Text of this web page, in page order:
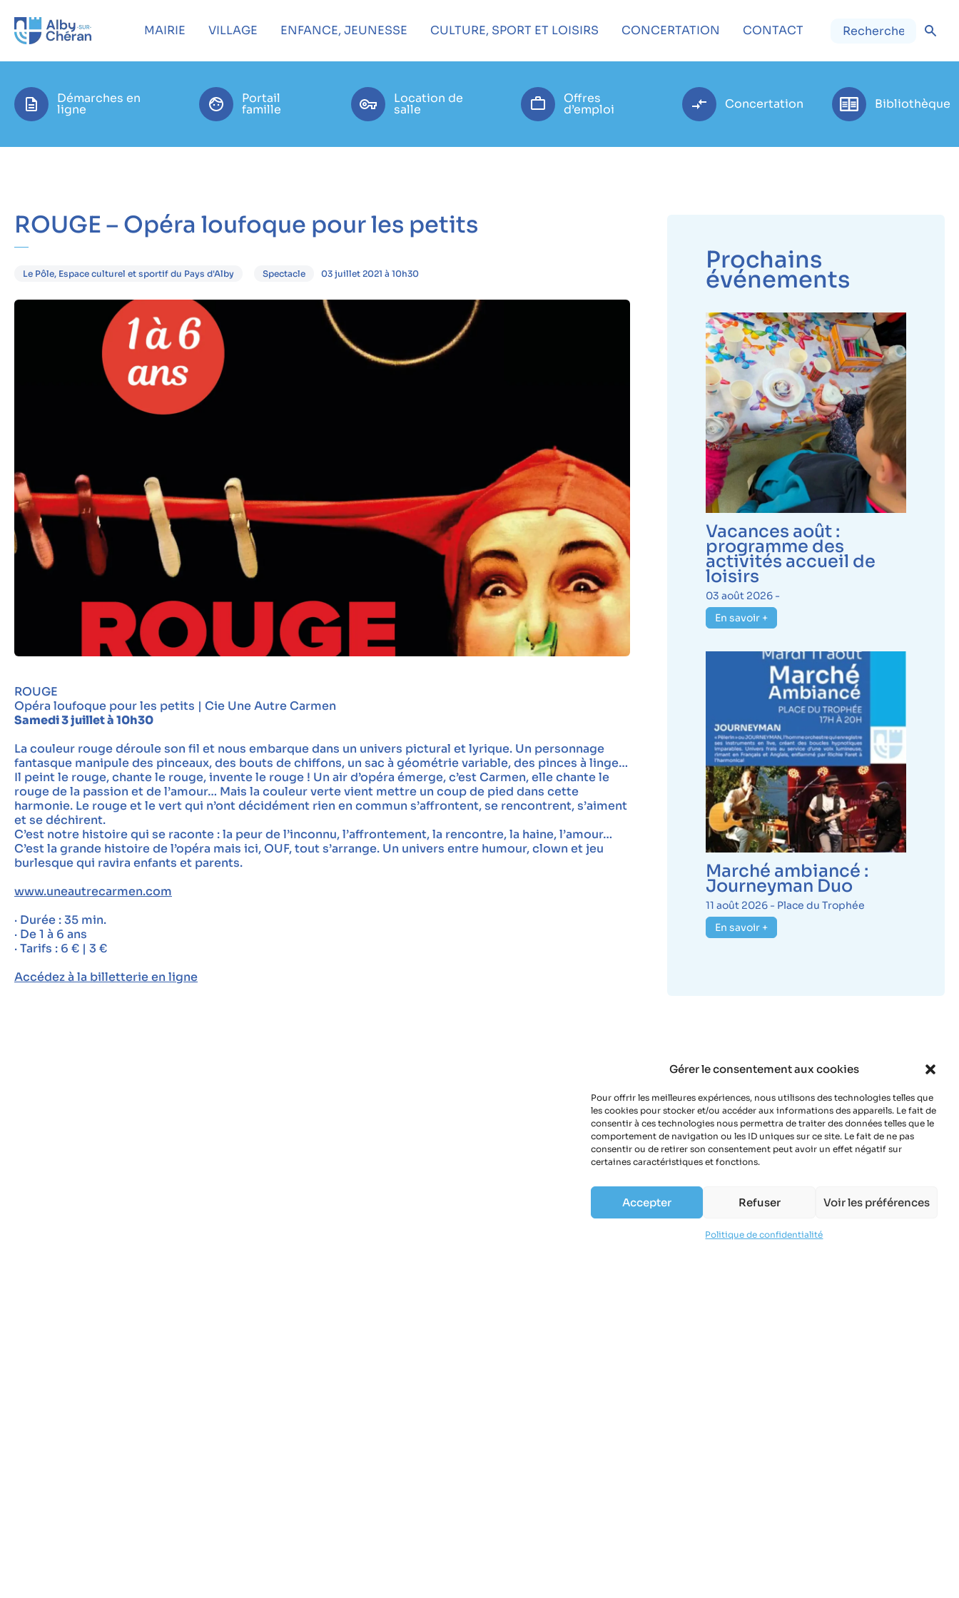
Gérer le consentement aux cookies
Pour offrir les meilleures expériences, nous utilisons des technologies telles que
les cookies pour stocker et/ou accéder aux informations des appareils. Le fait de
consentir à ces technologies nous permettra de traiter des données telles que le
comportement de navigation ou les ID uniques sur ce site. Le fait de ne pas
consentir ou de retirer son consentement peut avoir un effet négatif sur
certaines caractéristiques et fonctions.
Accepter Refuser Voir les préférences
Politique de confidentialité
MAIRIE VILLAGE ENFANCE, JEUNESSE CULTURE, SPORT ET LOISIRS CONCERTATION CONTACT
Démarches en
ligne
Portail
famille
Location de
salle
Offres
d’emploi Concertation Bibliothèque
ROUGE – Opéra loufoque pour les petits
Le Pôle, Espace culturel et sportif du Pays d'Alby Spectacle 03 juillet 2021 à 10h30
ROUGE
Opéra loufoque pour les petits | Cie Une Autre Carmen
Samedi 3 juillet à 10h30
La couleur rouge déroule son fil et nous embarque dans un univers pictural et lyrique. Un personnage
fantasque manipule des pinceaux, des bouts de chiffons, un sac à géométrie variable, des pinces à linge…
Il peint le rouge, chante le rouge, invente le rouge ! Un air d’opéra émerge, c’est Carmen, elle chante le
rouge de la passion et de l’amour… Mais la couleur verte vient mettre un coup de pied dans cette
harmonie. Le rouge et le vert qui n’ont décidément rien en commun s’affrontent, se rencontrent, s’aiment
et se déchirent.
C’est notre histoire qui se raconte : la peur de l’inconnu, l’affrontement, la rencontre, la haine, l’amour…
C’est la grande histoire de l’opéra mais ici, OUF, tout s’arrange. Un univers entre humour, clown et jeu
burlesque qui ravira enfants et parents.
www.uneautrecarmen.com
· Durée : 35 min.
· De 1 à 6 ans
· Tarifs : 6 € | 3 €
Accédez à la billetterie en ligne
Prochains
événements
Vacances août :
programme des
activités accueil de
loisirs
03 août 2026 -
En savoir +
Marché ambiancé :
Journeyman Duo
11 août 2026 - Place du Trophée
En savoir +